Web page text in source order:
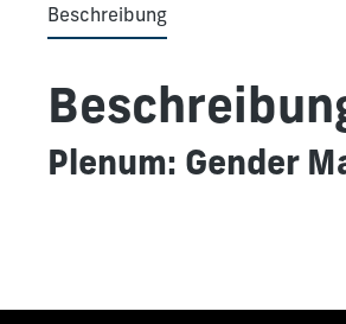
Beschreibung
Plenum: Gender